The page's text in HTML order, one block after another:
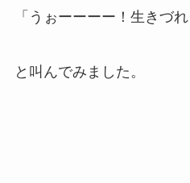
「うぉーーーー！生きづ
と叫んでみました。